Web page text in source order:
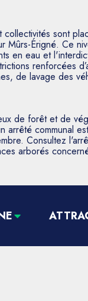
sont
Mûrs-Érigné. Ce
en eau et
renforcées
de lavage des
de forêt et de
arrêté communal
Consultez
arborés